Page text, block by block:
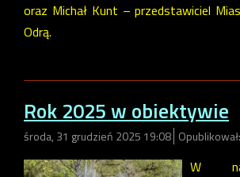
oraz Michał Kunt – przedstawiciel
Odrą.
Rok 2025 w obiektywie
środa, 31 grudzień 2025 19:08
W